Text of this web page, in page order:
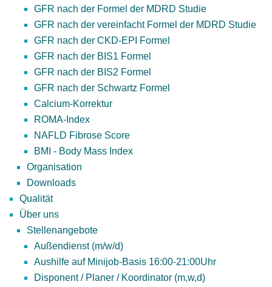
GFR nach der Formel der MDRD Studie
GFR nach der vereinfacht Formel der MDRD Studie
GFR nach der CKD-EPI Formel
GFR nach der BIS1 Formel
GFR nach der BIS2 Formel
GFR nach der Schwartz Formel
Calcium-Korrektur
ROMA-Index
NAFLD Fibrose Score
BMI - Body Mass Index
Organisation
Downloads
Qualität
Über uns
Stellenangebote
Außendienst (m/w/d)
Aushilfe auf Minijob-Basis 16:00-21:00Uhr
Disponent / Planer / Koordinator (m,w,d)